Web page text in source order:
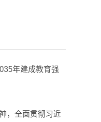
年建成教育强
，全面贯彻习近